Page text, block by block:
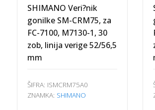
SHIMANO Veri?nik
gonilke SM-CRM75, za
FC-7100, M7130-1, 30
zob, linija verige 52/56,5
mm
ŠIFRA: ISMCRM75A0
ZNAMKA: SHIMANO
linija
verige
52/56,5
mm
količina